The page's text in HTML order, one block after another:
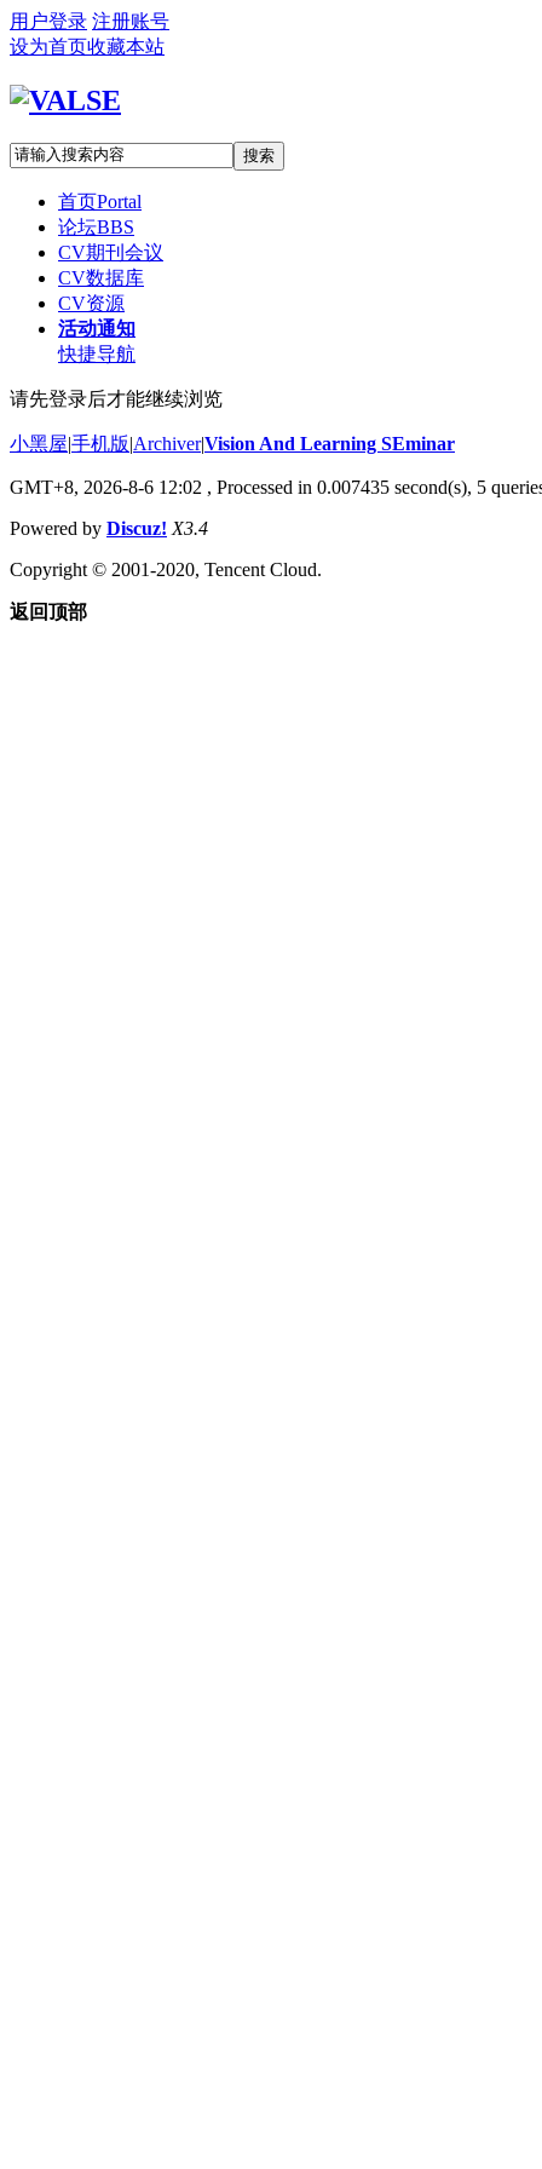
用户登录 注册账号
设为首页收藏本站
搜索
首页Portal
论坛BBS
CV期刊会议
CV数据库
CV资源
活动通知
快捷导航
请先登录后才能继续浏览
小黑屋|手机版|Archiver|Vision And Learning SEminar
GMT+8, 2026-8-6 12:02 , Processed in 0.007435 second(s), 5
Powered by Discuz! X3.4
Copyright © 2001-2020, Tencent Cloud.
返回顶部